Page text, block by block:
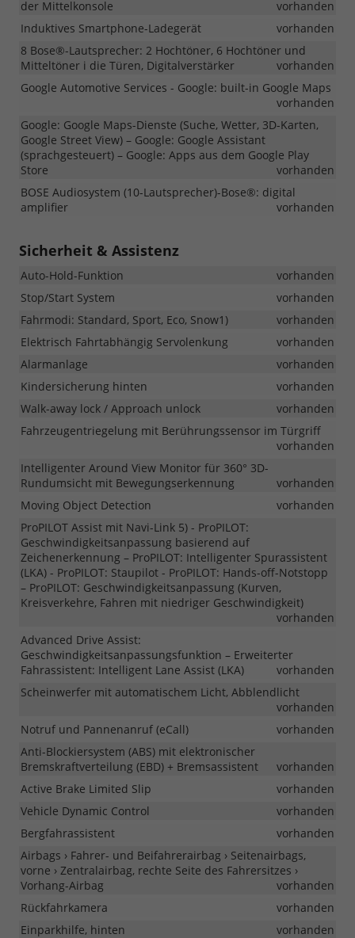
der Mittelkonsole
vorhanden
Induktives Smartphone-Ladegerät
vorhanden
8 Bose®-Lautsprecher: 2 Hochtöner, 6 Hochtöner und
Mitteltöner i die Türen, Digitalverstärker
vorhanden
Google Automotive Services - Google: built-in Google Maps
vorhanden
Google: Google Maps-Dienste (Suche, Wetter, 3D-Karten,
Google Street View) – Google: Google Assistant
(sprachgesteuert) – Google: Apps aus dem Google Play
Store
vorhanden
BOSE Audiosystem (10-Lautsprecher)-Bose®: digital
amplifier
vorhanden
Sicherheit & Assistenz
Auto-Hold-Funktion
vorhanden
Stop/Start System
vorhanden
Fahrmodi: Standard, Sport, Eco, Snow1)
vorhanden
Elektrisch Fahrtabhängig Servolenkung
vorhanden
Alarmanlage
vorhanden
Kindersicherung hinten
vorhanden
Walk-away lock / Approach unlock
vorhanden
Fahrzeugentriegelung mit Berührungssensor im Türgriff
vorhanden
Intelligenter Around View Monitor für 360° 3D-
Rundumsicht mit Bewegungserkennung
vorhanden
Moving Object Detection
vorhanden
ProPILOT Assist mit Navi-Link 5) - ProPILOT:
Geschwindigkeitsanpassung basierend auf
Zeichenerkennung – ProPILOT: Intelligenter Spurassistent
(LKA) - ProPILOT: Staupilot - ProPILOT: Hands-off-Notstopp
– ProPILOT: Geschwindigkeitsanpassung (Kurven,
Kreisverkehre, Fahren mit niedriger Geschwindigkeit)
vorhanden
Advanced Drive Assist:
Geschwindigkeitsanpassungsfunktion – Erweiterter
Fahrassistent: Intelligent Lane Assist (LKA)
vorhanden
Scheinwerfer mit automatischem Licht, Abblendlicht
vorhanden
Notruf und Pannenanruf (eCall)
vorhanden
Anti-Blockiersystem (ABS) mit elektronischer
Bremskraftverteilung (EBD) + Bremsassistent
vorhanden
Active Brake Limited Slip
vorhanden
Vehicle Dynamic Control
vorhanden
Bergfahrassistent
vorhanden
Airbags › Fahrer- und Beifahrerairbag › Seitenairbags,
vorne › Zentralairbag, rechte Seite des Fahrersitzes ›
Vorhang-Airbag
vorhanden
Rückfahrkamera
vorhanden
Einparkhilfe, hinten
vorhanden